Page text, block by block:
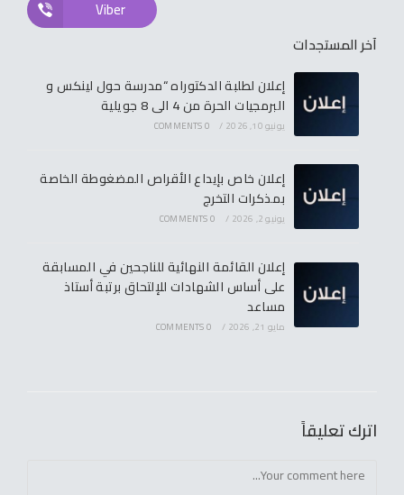
Viber
آخر المستجدات
إعلان لطلبة الدكتوراه “مدرسة حول لينكس و
البرمجيات الحرة من 4 الى 8 جويلية
يونيو 10, 2026 /
0 COMMENTS
إعلان خاص بإيداع الأقراص المضغوطة الخاصة
بمذكرات التخرج
يونيو 2, 2026 /
0 COMMENTS
إعلان القائمة النهائية للناجحين في المسابقة
على أساس الشهادات للإلتحاق برتبة أستاذ
مساعد
مايو 21, 2026 /
0 COMMENTS
اترك تعليقاً